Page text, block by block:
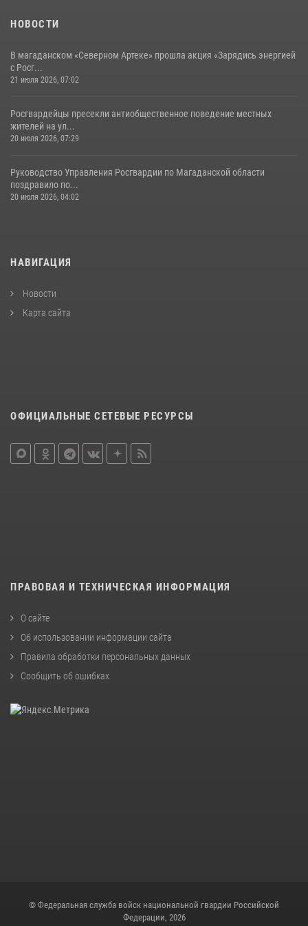
НОВОСТИ
В магаданском «Северном Артеке» прошла акция «Зарядись энергией
с Росг...
21 июля 2026, 07:02
Росгвардейцы пресекли антиобщественное поведение местных
жителей на ул...
20 июля 2026, 07:29
Руководство Управления Росгвардии по Магаданской области
поздравило по...
20 июля 2026, 04:02
НАВИГАЦИЯ
Новости
Карта сайта
ОФИЦИАЛЬНЫЕ СЕТЕВЫЕ РЕСУРСЫ
ПРАВОВАЯ И ТЕХНИЧЕСКАЯ ИНФОРМАЦИЯ
О сайте
Об использовании информации сайта
Правила обработки персональных данных
Сообщить об ошибках
© Федеральная служба войск национальной гвардии Российской
Федерации, 2026